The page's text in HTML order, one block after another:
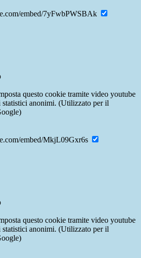
embed/7yFwbPWSBAk
questo cookie tramite video youtube
statistici anonimi. (Utilizzato per il
embed/MkjL09Gxr6s
questo cookie tramite video youtube
statistici anonimi. (Utilizzato per il